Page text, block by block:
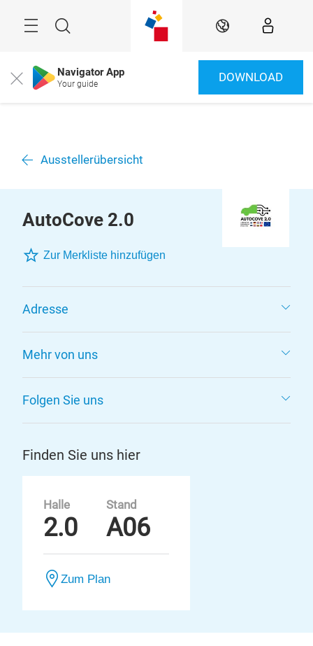
Suche DE
Close Navigator App
Your guide DOWNLOAD
Ausstellerübersicht
AutoCove 2.0
Zur Merkliste hinzufügen
Adresse
Mehr von uns
Folgen Sie uns
Finden Sie uns hier
Halle
2.0
Stand
A06
Zum Plan